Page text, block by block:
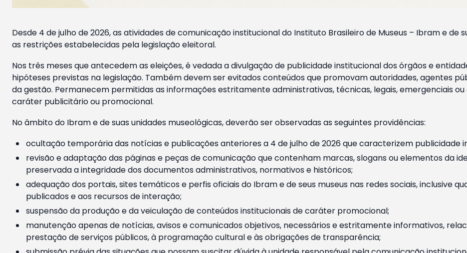
Desde 4 de julho de 2026, as atividades de comunicação institucional do Instituto Brasileiro de Museus – Ibram e de
as restrições estabelecidas pela legislação eleitoral.
Nos três meses que antecedem as eleições, é vedada a divulgação de publicidade institucional dos órgãos e
hipóteses previstas na legislação. Também devem ser evitados conteúdos que promovam autoridades, agentes
da gestão. Permanecem permitidas as informações estritamente administrativas, técnicas, legais, emergenciais
caráter publicitário ou promocional.
No âmbito do Ibram e de suas unidades museológicas, deverão ser observadas as seguintes providências:
ocultação temporária das notícias e publicações anteriores a 4 de julho de 2026 que caracterizem publicidade
revisão e adaptação das páginas e peças de comunicação que contenham marcas, slogans ou elementos da
preservada a integridade dos documentos administrativos, normativos e históricos;
adequação dos portais, sites temáticos e perfis oficiais do Ibram e de seus museus nas redes sociais, inclusive
publicados e aos recursos de interação;
suspensão da produção e da veiculação de conteúdos institucionais de caráter promocional;
manutenção apenas de notícias, avisos e comunicados objetivos, necessários e estritamente informativos,
prestação de serviços públicos, à programação cultural e às obrigações de transparência;